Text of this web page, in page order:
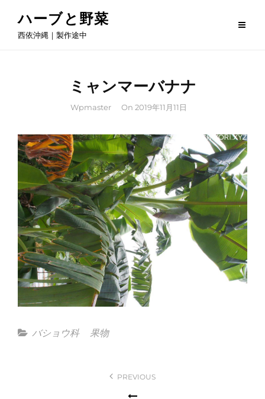
content
ハーブと野菜
西依沖縄｜製作途中
ミャンマーバナナ
By
Wpmaster On 2019年11月11日
Categories
バショウ科 果物
PREVIOUS